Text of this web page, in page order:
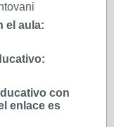
el aula:
con
enlace es